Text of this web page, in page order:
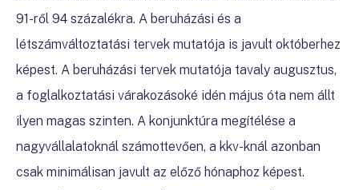
91-ről 94 százalékra. A beruházási és a
létszámváltoztatási tervek mutatója is javult októberhez
képest. A beruházási tervek mutatója tavaly augusztus,
a foglalkoztatási várakozásoké idén május óta nem állt
ilyen magas szinten. A konjunktúra megítélése a
nagyvállalatoknál számottevően, a kkv-knál azonban
csak minimálisan javult az előző hónaphoz képest.